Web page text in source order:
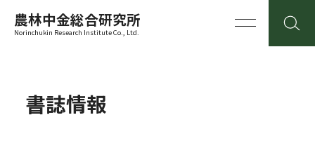
農林中金総合研究所
Norinchukin Research Institute Co., Ltd.
書誌情報